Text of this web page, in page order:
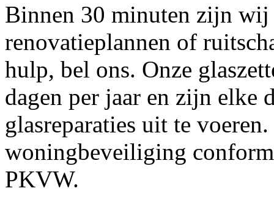
Binnen 30 minuten zijn wij
renovatieplannen of
hulp, bel ons. Onze
dagen per jaar en zijn elke
glasreparaties uit te
woningbeveiliging
PKVW.